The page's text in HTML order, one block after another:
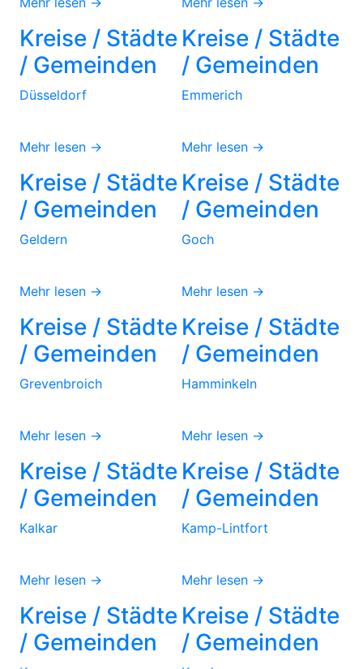
Kreise / Städte
/ Gemeinden
Düsseldorf
Mehr lesen →
Kreise / Städte
/ Gemeinden
Emmerich
Mehr lesen →
Kreise / Städte
/ Gemeinden
Geldern
Mehr lesen →
Kreise / Städte
/ Gemeinden
Goch
Mehr lesen →
Kreise / Städte
/ Gemeinden
Grevenbroich
Mehr lesen →
Kreise / Städte
/ Gemeinden
Hamminkeln
Mehr lesen →
Kreise / Städte
/ Gemeinden
Kalkar
Mehr lesen →
Kreise / Städte
/ Gemeinden
Kamp-Lintfort
Mehr lesen →
Kreise / Städte
/ Gemeinden
Kreise / Städte
/ Gemeinden